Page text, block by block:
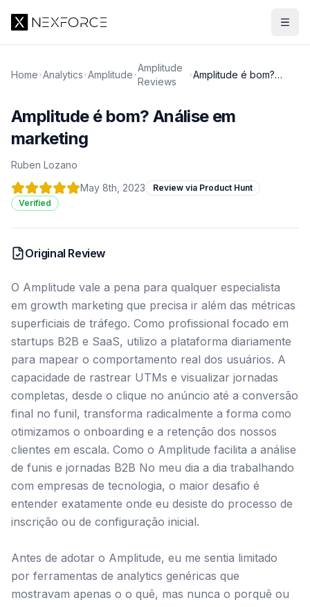
Home Analytics Amplitude
Amplitude
Reviews
Amplitude é bom?
Amplitude é bom? Análise em
marketing
Ruben Lozano
May 8th, 2023
Review via Product Hunt
Verified
Original Review
O Amplitude vale a pena para qualquer especialista
em growth marketing que precisa ir além das métricas
superficiais de tráfego. Como profissional focado em
startups B2B e SaaS, utilizo a plataforma diariamente
para mapear o comportamento real dos usuários. A
capacidade de rastrear UTMs e visualizar jornadas
completas, desde o clique no anúncio até a conversão
final no funil, transforma radicalmente a forma como
otimizamos o onboarding e a retenção dos nossos
clientes em escala. Como o Amplitude facilita a análise
de funis e jornadas B2B No meu dia a dia trabalhando
com empresas de tecnologia, o maior desafio é
entender exatamente onde eu desiste do processo de
inscrição ou de configuração inicial.
Antes de adotar o Amplitude, eu me sentia limitado
por ferramentas de analytics genéricas que
mostravam apenas o o quê, mas nunca o porquê ou